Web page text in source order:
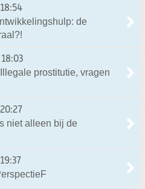
de
prostitutie, vragen
niet alleen bij de